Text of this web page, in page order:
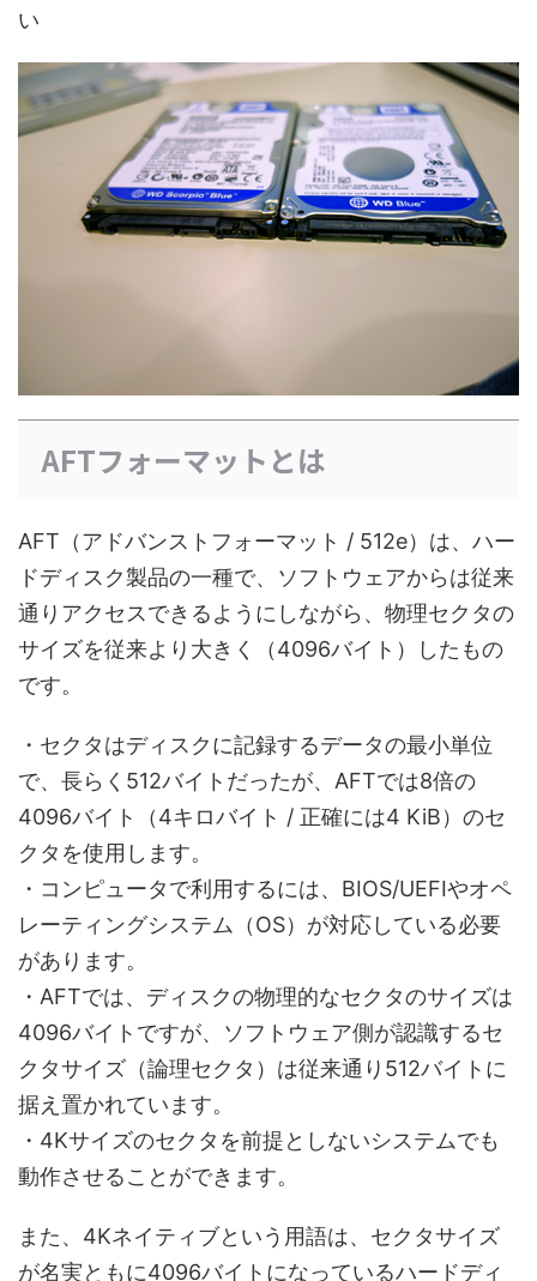
い
AFTフォーマットとは
AFT（アドバンストフォーマット / 512e）は、ハー
ドディスク製品の一種で、ソフトウェアからは従来
通りアクセスできるようにしながら、物理セクタの
サイズを従来より大きく（4096バイト）したもの
です。
・セクタはディスクに記録するデータの最小単位
で、長らく512バイトだったが、AFTでは8倍の
4096バイト（4キロバイト / 正確には4 KiB）のセ
クタを使用します。
・コンピュータで利用するには、BIOS/UEFIやオペ
レーティングシステム（OS）が対応している必要
があります。
・AFTでは、ディスクの物理的なセクタのサイズは
4096バイトですが、ソフトウェア側が認識するセ
クタサイズ（論理セクタ）は従来通り512バイトに
据え置かれています。
・4Kサイズのセクタを前提としないシステムでも
動作させることができます。
また、4Kネイティブという用語は、セクタサイズ
が名実ともに4096バイトになっているハードディ